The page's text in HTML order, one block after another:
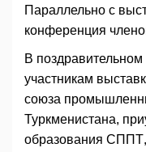
Параллельно с
конференция
В
участникам
союза
Туркменистана,
образования СППТ,